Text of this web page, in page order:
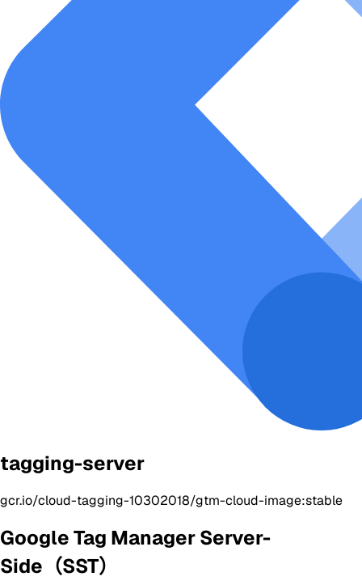
tagging-server
gcr.io/cloud-tagging-10302018/gtm-cloud-image:stable
Google Tag Manager Server-
Side（SST）